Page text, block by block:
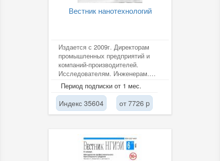
Вестник нанотехнологий
Издается с 2009г. Директорам
промышленных предприятий и
компаний-производителей.
Исследователям. Инженерам.
Научным работникам.
Бизнесменам. Медикам....
Период подписки от 1 мес.
Индекс 35604 от 7726 p